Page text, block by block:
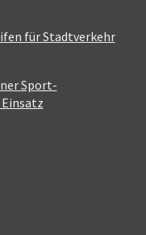
für Stadtverkehr
Sport-